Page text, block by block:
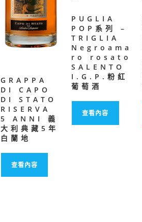
GRAPPA
DI CAPO
DI STATO
RISERVA
5 ANNI 義
大利典藏5年
白蘭地
查看內容
PUGLIA
POP系列 –
TRIGLIA
Negroama
ro rosato
SALENTO
I.G.P.粉紅
葡萄酒
查看內容